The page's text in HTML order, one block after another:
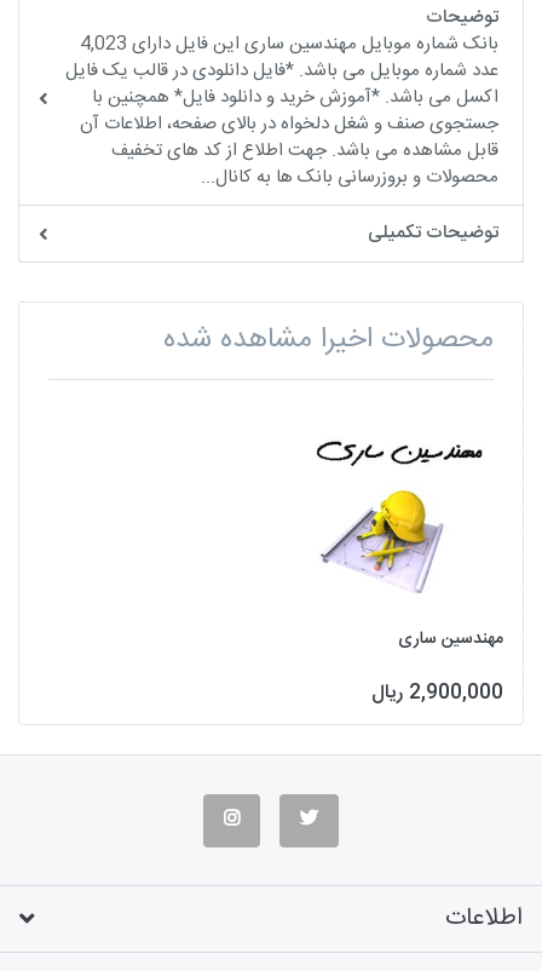
توضیحات
بانک شماره موبایل مهندسین ساری این فایل دارای 4,023
عدد شماره موبایل می باشد. *فایل دانلودی در قالب یک فایل
اکسل می باشد. *آموزش خرید و دانلود فایل* همچنین با
جستجوی صنف و شغل دلخواه در بالای صفحه، اطلاعات آن
قابل مشاهده می باشد. جهت اطلاع از کد های تخفیف
محصولات و بروزرسانی بانک ها به کانال...
توضیحات تکمیلی
محصولات اخیرا مشاهده شده
مهندسین ساری
2,900,000 ریال
اطلاعات